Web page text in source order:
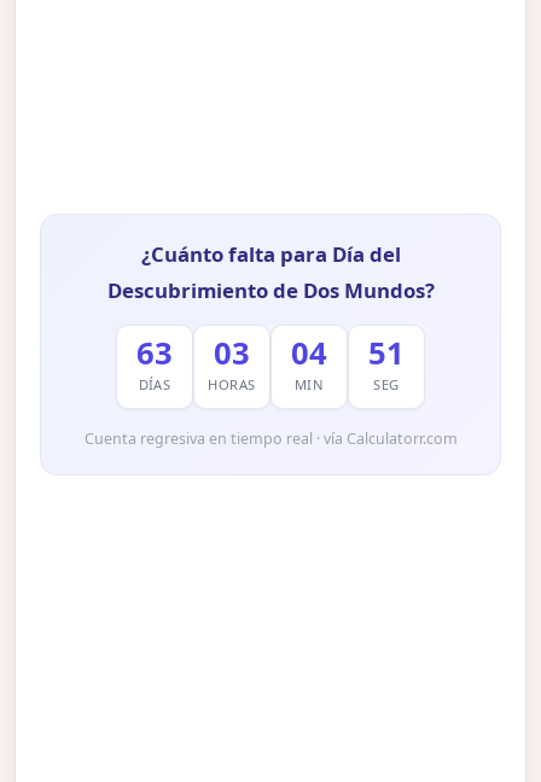
¿Cuánto falta para Día del
Descubrimiento de Dos Mundos?
63
DÍAS
03
HORAS
04
MIN
50
SEG
Cuenta regresiva en tiempo real · vía Calculatorr.com